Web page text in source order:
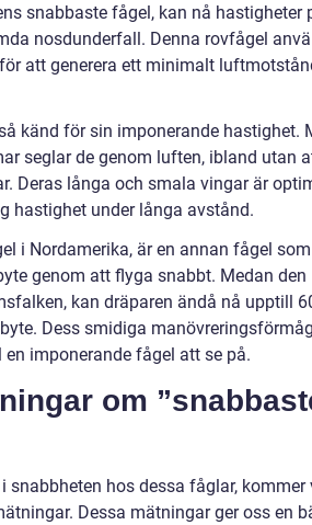
snabbaste fågel, kan nå hastigheter
nosdunderfall. Denna rovfågel
att generera ett minimalt
känd för sin imponerande hastighet.
seglar de genom luften, ibland utan
Deras långa och smala vingar är
hastighet under långa avstånd.
i Nordamerika, är en annan fågel
genom att flyga snabbt. Medan den
kan dräparen ändå nå upptill
Dess smidiga
imponerande fågel att se på.
om
snabbheten hos dessa fåglar, kommer
Dessa mätningar ger oss en